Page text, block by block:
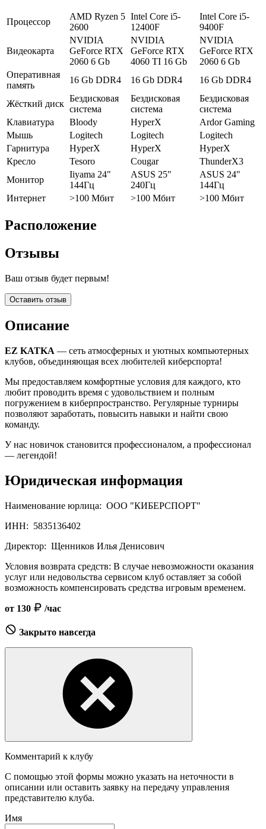
Процессор
AMD Ryzen 5
2600
Intel Core i5-
12400F
Intel Core i5-
9400F
Видеокарта
NVIDIA
GeForce RTX
2060 6 Gb
NVIDIA
GeForce RTX
4060 TI 16 Gb
NVIDIA
GeForce RTX
2060 6 Gb
Оперативная
память
16 Gb DDR4 16 Gb DDR4 16 Gb DDR4
Жёсткий диск
Бездисковая
система
Бездисковая
система
Бездисковая
система
Клавиатура
Bloody HyperX
Ardor Gaming
Мышь
Logitech Logitech
Logitech
Гарнитура
HyperX HyperX
HyperX
Кресло
Tesoro Cougar
ThunderX3
Монитор
Iiyama 24"
144Гц
ASUS 25"
240Гц
ASUS 24"
144Гц
Интернет
>100 Мбит >100 Мбит >100 Мбит
Расположение
Отзывы
Ваш отзыв будет первым!
Оставить отзыв
Описание
EZ KATKA — сеть атмосферных и уютных компьютерных
клубов, объединяющая всех любителей киберспорта!
Мы предоставляем комфортные условия для каждого, кто
любит проводить время с удовольствием и полным
погружением в киберпространство. Регулярные турниры
позволяют заработать, повысить навыки и найти свою
команду.
У нас новичок становится профессионалом, а профессионал
— легендой!
Юридическая информация
Наименование юрлица: ООО "КИБЕРСПОРТ"
ИНН: 5835136402
Директор: Щенников Илья Денисович
Условия возврата средств: В случае невозможности оказания
услуг или недовольства сервисом клуб оставляет за собой
возможность компенсировать средства игровым временем.
от 130 /час
Закрыто навсегда
Комментарий к клубу
С помощью этой формы можно указать на неточности в
описании или оставить заявку на передачу управления
представителю клуба.
Имя